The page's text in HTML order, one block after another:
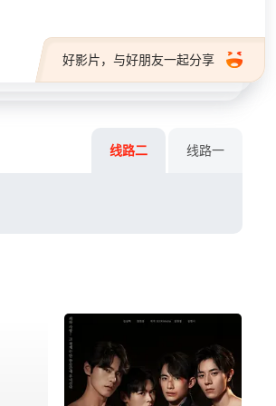
好影片，与好朋友一起分享
线路二 线路一